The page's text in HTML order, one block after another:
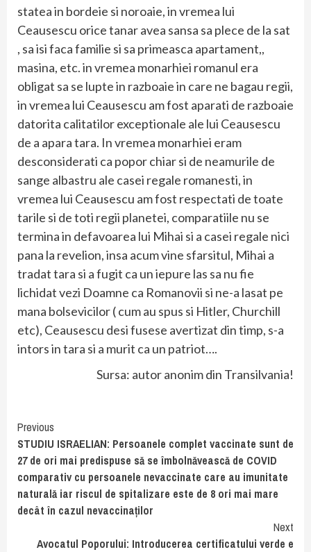
statea in bordeie si noroaie, in vremea lui
Ceausescu orice tanar avea sansa sa plece de la sat
, sa isi faca familie si sa primeasca apartament,,
masina, etc. in vremea monarhiei romanul era
obligat sa se lupte in razboaie in care ne bagau regii,
in vremea lui Ceausescu am fost aparati de razboaie
datorita calitatilor exceptionale ale lui Ceausescu
de a apara tara. In vremea monarhiei eram
desconsiderati ca popor chiar si de neamurile de
sange albastru ale casei regale romanesti, in
vremea lui Ceausescu am fost respectati de toate
tarile si de toti regii planetei, comparatiile nu se
termina in defavoarea lui Mihai si a casei regale nici
pana la revelion, insa acum vine sfarsitul, Mihai a
tradat tara si a fugit ca un iepure las sa nu fie
lichidat vezi Doamne ca Romanovii si ne-a lasat pe
mana bolsevicilor ( cum au spus si Hitler, Churchill
etc), Ceausescu desi fusese avertizat din timp, s-a
intors in tara si a murit ca un patriot….
Sursa: autor anonim din Transilvania!
Continue
Reading
Previous
STUDIU ISRAELIAN: Persoanele complet vaccinate sunt de
27 de ori mai predispuse să se îmbolnăvească de COVID
comparativ cu persoanele nevaccinate care au imunitate
naturală iar riscul de spitalizare este de 8 ori mai mare
decât în cazul nevaccinaților
Next
Avocatul Poporului: Introducerea certificatului verde e